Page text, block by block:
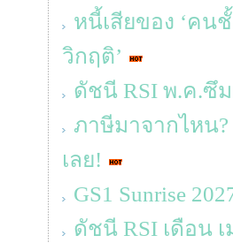
หนี้เสียของ ‘คนชั้
วิกฤติ’
ดัชนี RSI พ.ค.ซึ
ภาษีมาจากไหน
เลย!
GS1 Sunrise
ดัชนี RSI เดือน เ